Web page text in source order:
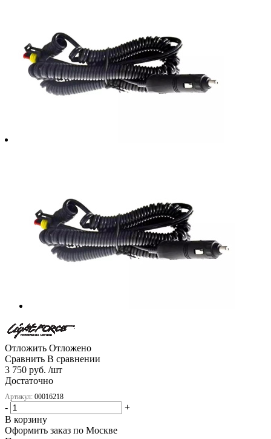
Отложить Отложено
Сравнить В сравнении
3 750 руб. /шт
Достаточно
Артикул: 00016218
-
+
В корзину
Оформить заказ по Москве